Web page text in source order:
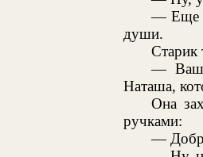
— Еще
души.
Старик
— Ваше
Наташа,
Она
ручками:
—